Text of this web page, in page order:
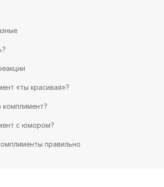
«ты красивая»?
комплимент?
с юмором?
правильно